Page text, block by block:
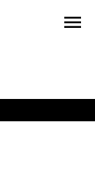
menu